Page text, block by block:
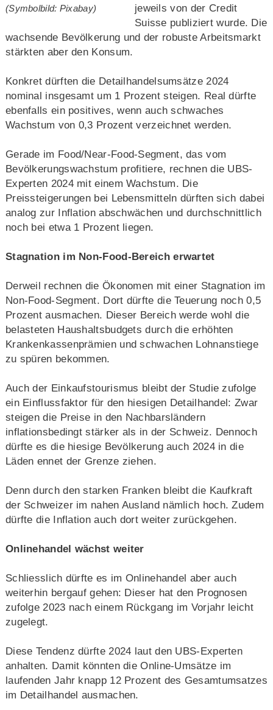
(Symbolbild: Pixabay)
jeweils von der Credit
Suisse publiziert wurde. Die
wachsende Bevölkerung und der robuste Arbeitsmarkt
stärkten aber den Konsum.
Konkret dürften die Detailhandelsumsätze 2024
nominal insgesamt um 1 Prozent steigen. Real dürfte
ebenfalls ein positives, wenn auch schwaches
Wachstum von 0,3 Prozent verzeichnet werden.
Gerade im Food/Near-Food-Segment, das vom
Bevölkerungswachstum profitiere, rechnen die UBS-
Experten 2024 mit einem Wachstum. Die
Preissteigerungen bei Lebensmitteln dürften sich dabei
analog zur Inflation abschwächen und durchschnittlich
noch bei etwa 1 Prozent liegen.
Stagnation im Non-Food-Bereich erwartet
Derweil rechnen die Ökonomen mit einer Stagnation im
Non-Food-Segment. Dort dürfte die Teuerung noch 0,5
Prozent ausmachen. Dieser Bereich werde wohl die
belasteten Haushaltsbudgets durch die erhöhten
Krankenkassenprämien und schwachen Lohnanstiege
zu spüren bekommen.
Auch der Einkaufstourismus bleibt der Studie zufolge
ein Einflussfaktor für den hiesigen Detailhandel: Zwar
steigen die Preise in den Nachbarsländern
inflationsbedingt stärker als in der Schweiz. Dennoch
dürfte es die hiesige Bevölkerung auch 2024 in die
Läden ennet der Grenze ziehen.
Denn durch den starken Franken bleibt die Kaufkraft
der Schweizer im nahen Ausland nämlich hoch. Zudem
dürfte die Inflation auch dort weiter zurückgehen.
Onlinehandel wächst weiter
Schliesslich dürfte es im Onlinehandel aber auch
weiterhin bergauf gehen: Dieser hat den Prognosen
zufolge 2023 nach einem Rückgang im Vorjahr leicht
zugelegt.
Diese Tendenz dürfte 2024 laut den UBS-Experten
anhalten. Damit könnten die Online-Umsätze im
laufenden Jahr knapp 12 Prozent des Gesamtumsatzes
im Detailhandel ausmachen.